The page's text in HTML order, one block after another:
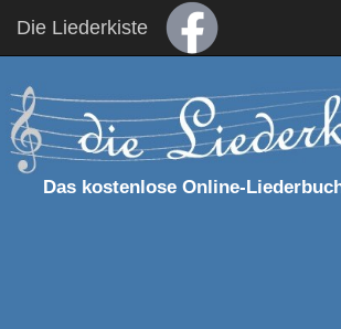
Die Liederkiste
Das kostenlose Online-